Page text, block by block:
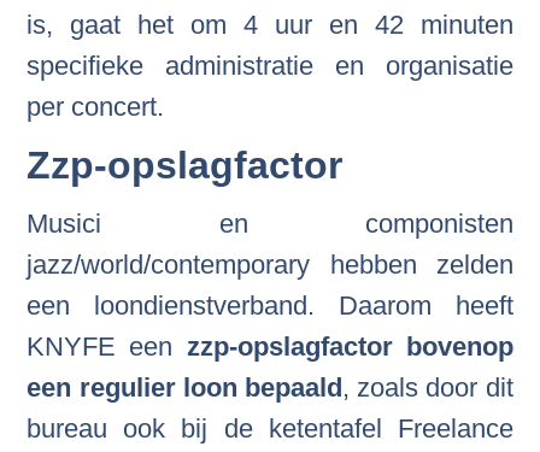
is, gaat het om 4 uur en 42 minuten
specifieke administratie en organisatie
per concert.
Zzp-opslagfactor
Musici en componisten
jazz/world/contemporary hebben zelden
een loondienstverband. Daarom heeft
KNYFE een zzp-opslagfactor bovenop
een regulier loon bepaald, zoals door dit
bureau ook bij de ketentafel Freelance